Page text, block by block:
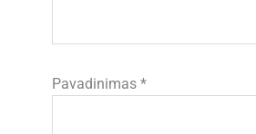
Pavadinimas*